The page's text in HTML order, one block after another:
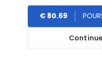
€ 80.69